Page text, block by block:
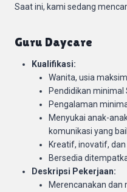
Saat ini, kami sedang
Guru Daycare
Kualifikasi:
Wanita, usia
Pendidikan minimal
Pengalaman
Menyukai anak-
komunikasi yang
Kreatif, inovatif,
Bersedia
Deskripsi Pekerjaan:
Merencanakan dan